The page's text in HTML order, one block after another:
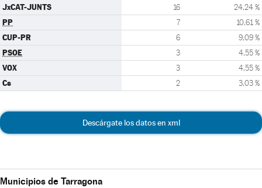
JxCAT-JUNTS 16 24,24 %
PP 7 10,61 %
CUP-PR 6 9,09 %
PSOE 3 4,55 %
VOX 3 4,55 %
Cs 2 3,03 %
Descárgate los datos en xml
Municipios de Tarragona